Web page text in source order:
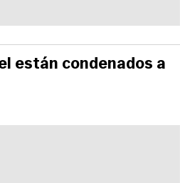
están condenados a